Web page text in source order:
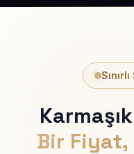
Bir Fiyat,